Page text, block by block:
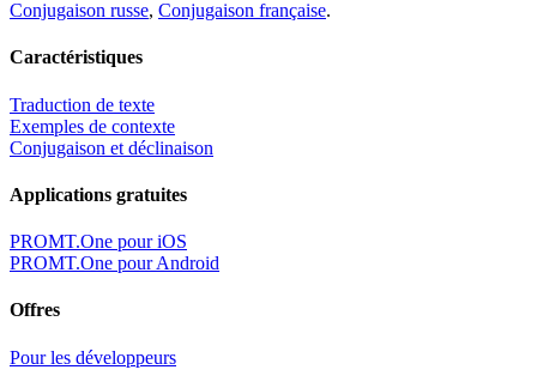
Conjugaison russe, Conjugaison française.
Caractéristiques
Traduction de texte
Exemples de contexte
Conjugaison et déclinaison
Applications gratuites
PROMT.One pour iOS
PROMT.One pour Android
Offres
Pour les développeurs